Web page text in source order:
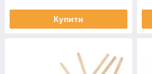
Купити